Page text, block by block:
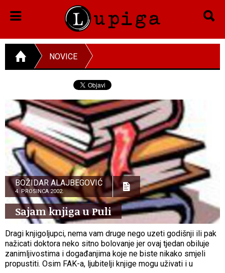
NOVICE
BOŽIDAR ALAJBEGOVIĆ
4. PROSINCA 2002.
Sajam knjiga u Puli
Dragi knjigoljupci, nema vam druge nego uzeti godišnji ili pak
nažicati doktora neko sitno bolovanje jer ovaj tjedan obiluje
zanimljivostima i događanjima koje ne biste nikako smjeli
propustiti. Osim FAK-a, ljubitelji knjige mogu uživati i u